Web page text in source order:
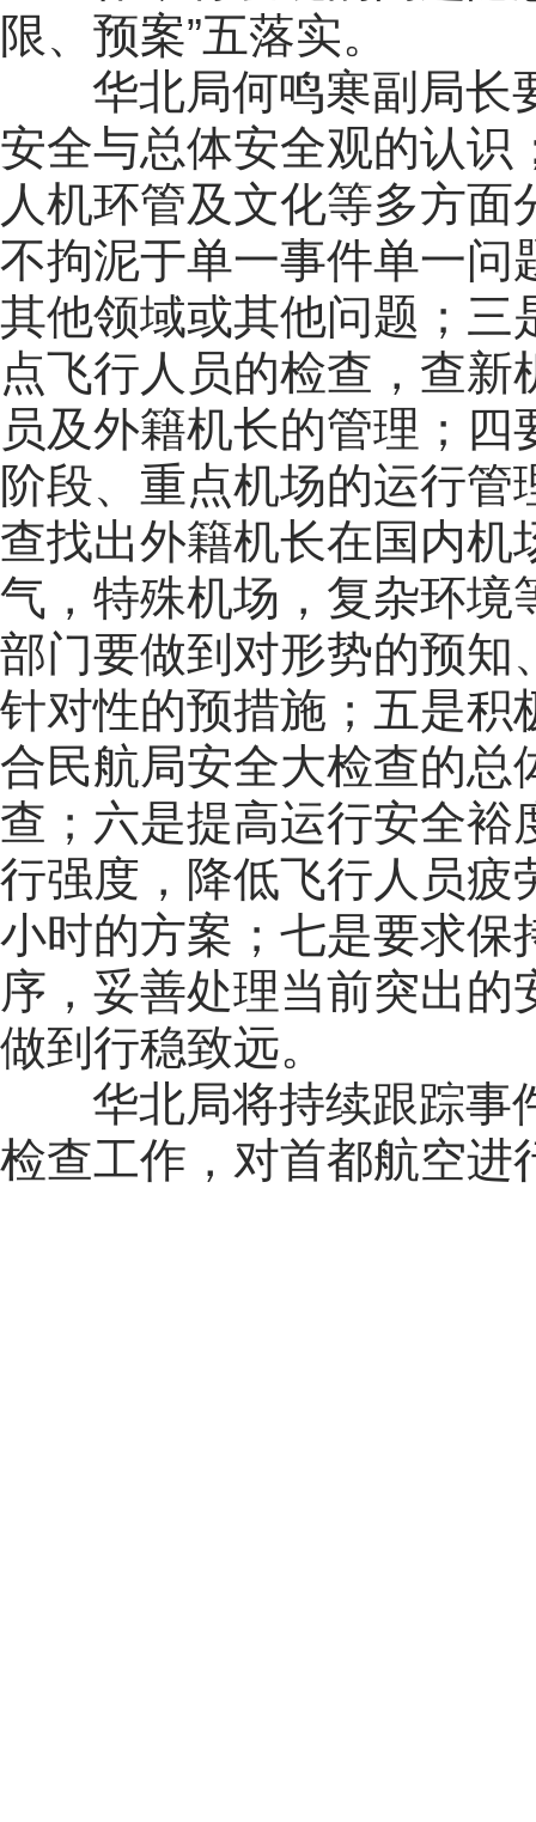
限、预案”五落实。
华北局何鸣寒副局长
安全与总体安全观的认识
人机环管及文化等多方
不拘泥于单一事件单一问
其他领域或其他问题；三
点飞行人员的检查，查
员及外籍机长的管理；
阶段、重点机场的运行
查找出外籍机长在国内机
气，特殊机场，复杂环境
部门要做到对形势的预知
针对性的预措施；五是积
合民航局安全大检查的总
查；六是提高运行安全裕
行强度，降低飞行人员疲
小时的方案；七是要求保
序，妥善处理当前突出
做到行稳致远。
华北局将持续跟踪事
检查工作，对首都航空进